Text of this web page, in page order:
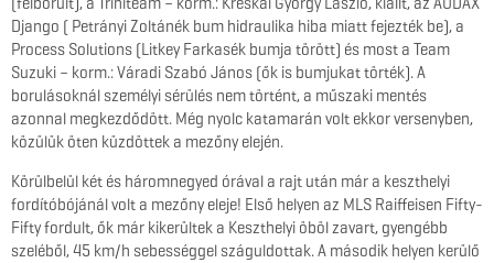
Django ( Petrányi Zoltánék bum hidraulika hiba miatt fejezték be), a
Process Solutions (Litkey Farkasék bumja törött) és most a Team
Suzuki – korm.: Váradi Szabó János (ők is bumjukat törték). A
borulásoknál személyi sérülés nem történt, a műszaki mentés
azonnal megkezdődött. Még nyolc katamarán volt ekkor versenyben,
közülük öten küzdöttek a mezőny elején.
Körülbelül két és háromnegyed órával a rajt után már a keszthelyi
fordítóbójánál volt a mezőny eleje! Első helyen az MLS Raiffeisen Fifty-
Fifty fordult, ők már kikerültek a Keszthelyi öböl zavart, gyengébb
szeléből, 45 km/h sebességgel száguldottak. A második helyen kerülő